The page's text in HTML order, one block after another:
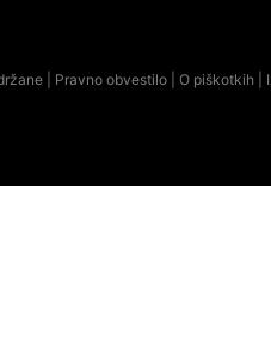
| Pravno obvestilo O piškotkih |